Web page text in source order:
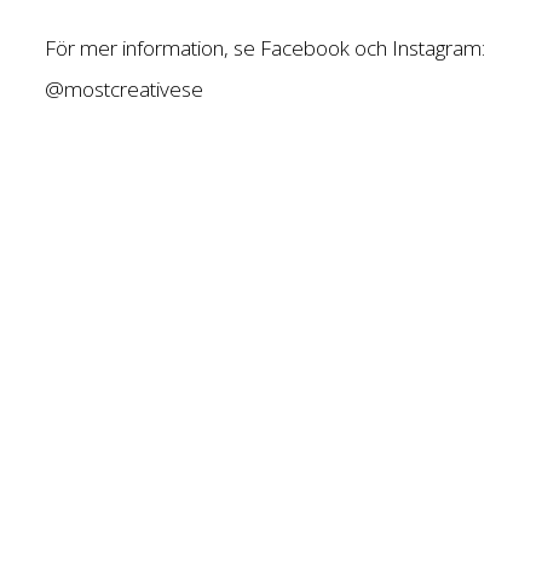
För mer information, se Facebook och Instagram:
@mostcreativese